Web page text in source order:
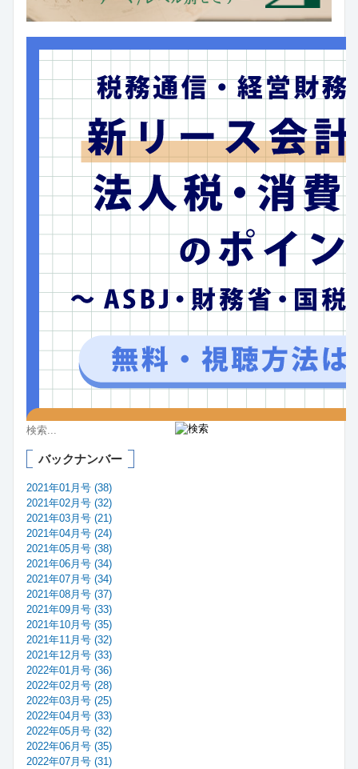
バックナンバー
2021年01月号 (38)
2021年02月号 (32)
2021年03月号 (21)
2021年04月号 (24)
2021年05月号 (38)
2021年06月号 (34)
2021年07月号 (34)
2021年08月号 (37)
2021年09月号 (33)
2021年10月号 (35)
2021年11月号 (32)
2021年12月号 (33)
2022年01月号 (36)
2022年02月号 (28)
2022年03月号 (25)
2022年04月号 (33)
2022年05月号 (32)
2022年06月号 (35)
2022年07月号 (31)